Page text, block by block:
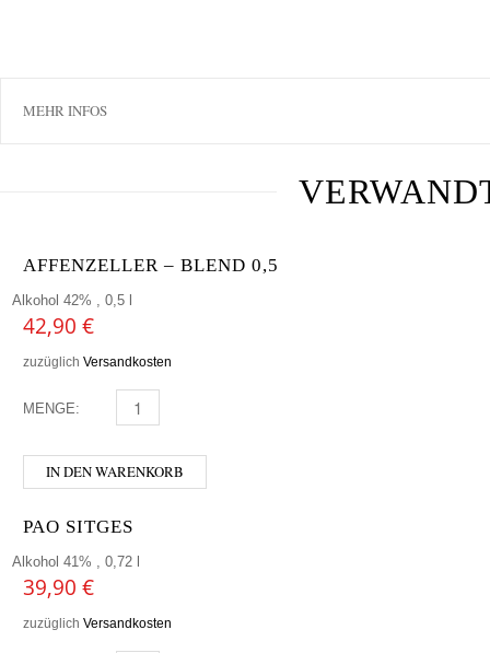
MEHR INFOS
AFFENZELLER – BLEND 0,5
Alkohol 42% , 0,5 l
42,90 €
zuzüglich Versandkosten
MENGE: AFFENZELLER - BLEND 0,5 MENGE
IN DEN WARENKORB
PAO SITGES
Alkohol 41% , 0,72 l
39,90 €
zuzüglich Versandkosten